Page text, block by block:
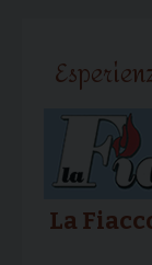
La